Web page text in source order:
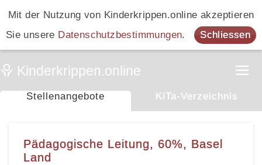
Mit der Nutzung von Kinderkrippen.online akzeptieren
Sie unsere Datenschutzbestimmungen. Schliessen
Stellenangebote KiTa-Verzeichnis
Pädagogische Leitung, 60%, Basel
Land